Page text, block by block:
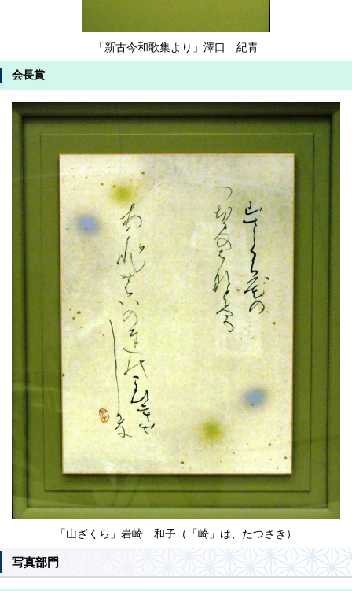
「新古今和歌集より」澤口 紀青
会長賞
「山ざくら」岩崎 和子（「崎」は、たつさき）
写真部門